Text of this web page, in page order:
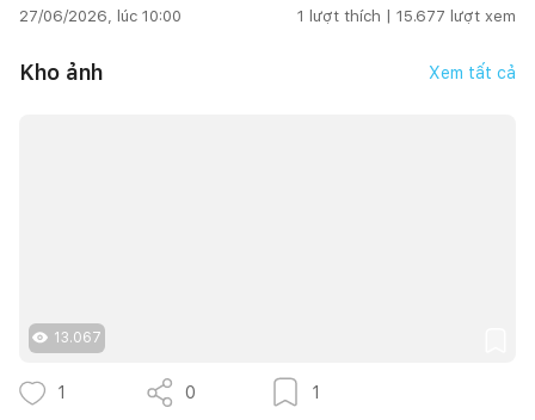
27/06/2026, lúc 10:00 1 lượt thích | 15.677 lượt xem
Kho ảnh Xem tất cả
13.067
1 0 1